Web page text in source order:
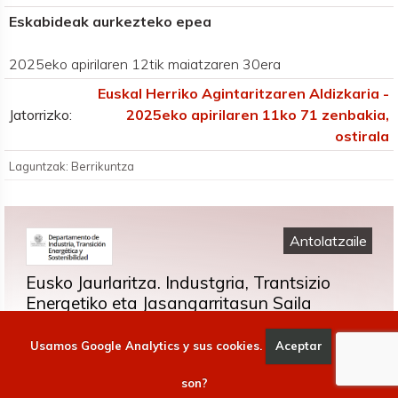
Laguntzak: Berrikuntza
Eskabideak aurkezteko epea
2025eko apirilaren 12tik maiatzaren 30era
Jatorrizko:
Euskal Herriko Agintaritzaren Aldizkaria -
2025eko apirilaren 11ko 71 zenbakia,
ostirala
Antolatzaile
Eusko Jaurlaritza. Industgria, Trantsizio
Energetiko eta Jasangarritasun Saila
https://www.euskadi.eus/gobierno-vasco/departamento-
desarrollo-economico-infraestructuras/
Usamos Google Analytics y sus cookies. Aceptar
son?